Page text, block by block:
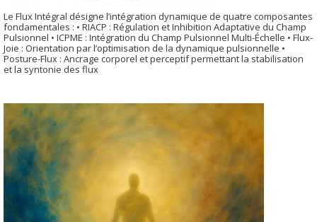
Le Flux Intégral désigne l’intégration dynamique de quatre composantes
fondamentales : • RIACP : Régulation et Inhibition Adaptative du Champ
Pulsionnel • ICPME : Intégration du Champ Pulsionnel Multi-Échelle • Flux-
Joie : Orientation par l’optimisation de la dynamique pulsionnelle •
Posture-Flux : Ancrage corporel et perceptif permettant la stabilisation
et la syntonie des flux